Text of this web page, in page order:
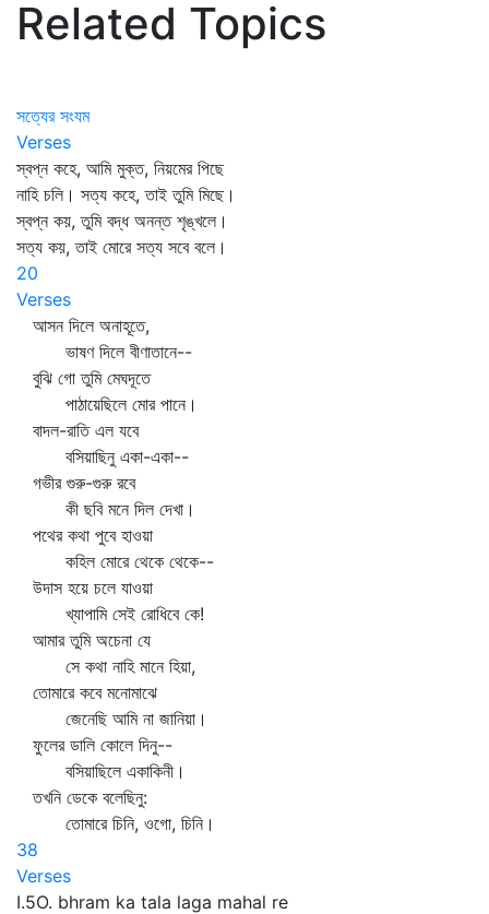
Related Topics
সত্যের সংযম
Verses
স্বপ্ন কহে, আমি মুক্ত, নিয়মের পিছে
নাহি চলি। সত্য কহে, তাই তুমি মিছে।
স্বপ্ন কয়, তুমি বদ্ধ অনন্ত শৃঙ্খলে।
সত্য কয়, তাই মোরে সত্য সবে বলে।
20
Verses
আসন দিলে অনাহূতে,
ভাষণ দিলে বীণাতানে--
বুঝি গো তুমি মেঘদূতে
পাঠায়েছিলে মোর পানে।
বাদল-রাতি এল যবে
বসিয়াছিনু একা-একা--
গভীর গুরু-গুরু রবে
কী ছবি মনে দিল দেখা।
পথের কথা পুবে হাওয়া
কহিল মোরে থেকে থেকে--
উদাস হয়ে চলে যাওয়া
খ্যাপামি সেই রোধিবে কে!
আমার তুমি অচেনা যে
সে কথা নাহি মানে হিয়া,
তোমারে কবে মনোমাঝে
জেনেছি আমি না জানিয়া।
ফুলের ডালি কোলে দিনু--
বসিয়াছিলে একাকিনী।
তখনি ডেকে বলেছিনু:
তোমারে চিনি, ওগো, চিনি।
38
Verses
I.5O. bhram ka tala laga mahal re